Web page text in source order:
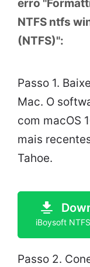
erro
NTFS ntfs
(NTFS)":
Passo 1.
Mac. O
com macOS
mais
Tahoe.
iBoysoft
Passo 2.